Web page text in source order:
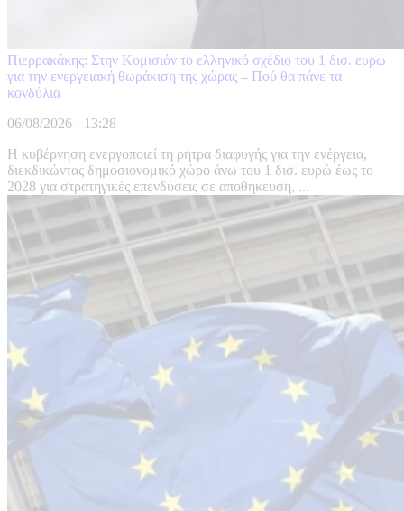
Πιερρακάκης: Στην Κομισιόν το ελληνικό σχέδιο του 1 δισ. ευρώ
για την ενεργειακή θωράκιση της χώρας – Πού θα πάνε τα
κονδύλια
06/08/2026 - 13:28
Η κυβέρνηση ενεργοποιεί τη ρήτρα διαφυγής για την ενέργεια,
διεκδικώντας δημοσιονομικό χώρο άνω του 1 δισ. ευρώ έως το
2028 για στρατηγικές επενδύσεις σε αποθήκευση, ...